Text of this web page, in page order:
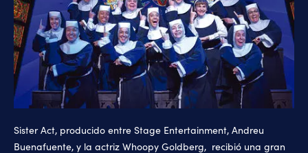
Sister Act, producido entre Stage Entertainment, Andreu
Buenafuente, y la actriz Whoopy Goldberg, recibió una gran